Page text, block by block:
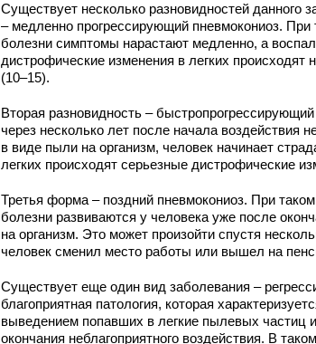
Существует несколько разновидностей данного
– медленно прогрессирующий пневмокониоз. При
болезни симптомы нарастают медленно, а
дистрофические изменения в легких происходят
(10–15).
Вторая разновидность – быстропрогрессирующий
через несколько лет после начала воздействия
в виде пыли на организм, человек начинает
легких происходят серьезные дистрофические
Третья форма – поздний пневмокониоз. При
болезни развиваются у человека уже после
на организм. Это может произойти спустя
человек сменил место работы или вышел на
Существует еще один вид заболевания –
благоприятная патология, которая
выведением попавших в легкие пылевых частиц
окончания неблагоприятного воздействия. В